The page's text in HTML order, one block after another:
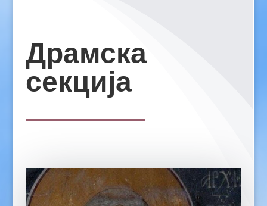
Драмска
секција